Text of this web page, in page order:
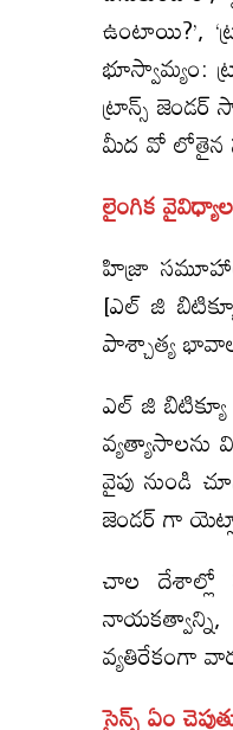
ఉంటాయి?’,
భూస్వామ్యం:
ట్రాన్స్
మీద వో లోతైన
లైంగిక
హిజ్రా
[ఎల్ జి
పాశ్చాత్య
ఎల్ జి
వ్యత్యాసాలను
వైపు నుండి
జెండర్ గా
చాల దేశాల్లో
నాయకత్వాన్ని,
వ్యతిరేకంగా
సైన్స్ ఏం